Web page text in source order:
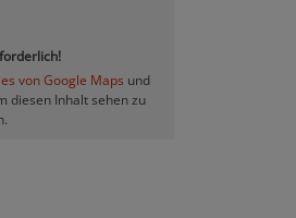
von Google Maps und
diesen Inhalt sehen zu